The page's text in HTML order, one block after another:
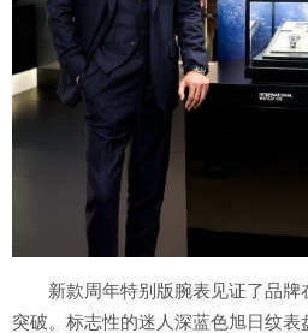
新款周年特别版腕表见证了品
突破。标志性的迷人深蓝色旭日纹